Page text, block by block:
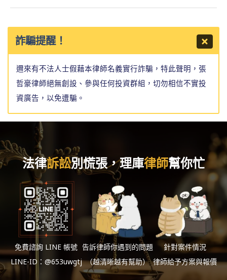
詐騙提醒！
邇來有不法人士假藉本律師名義實行詐騙，特此聲明，張
哲豪律師絕無創設、參與任何投資群組，切勿相信不實投
資廣告，以免遭騙。
法律訴訟別慌張，理庫律師幫你忙
免費諮詢 LINE 帳號
LINE-ID：@653uwgtj
告訴律師你遇到的問題
（越清晰越有幫助）
針對案件情況
律師給予方案與報價